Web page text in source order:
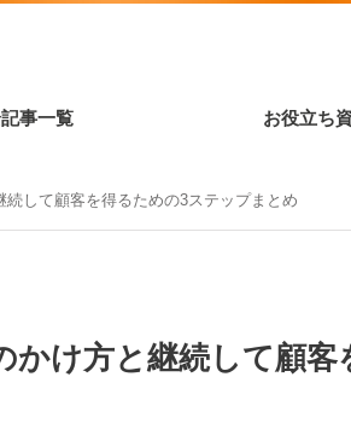
事一覧 お役立ち
して顧客を得るための3ステップまとめ
かけ方と継続して顧客